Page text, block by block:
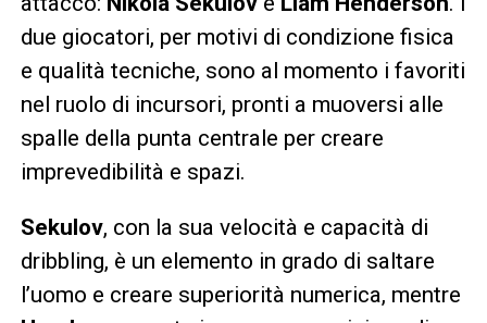
due giocatori, per motivi di condizione fisica
e qualità tecniche, sono al momento i favoriti
nel ruolo di incursori, pronti a muoversi alle
spalle della punta centrale per creare
imprevedibilità e spazi.
Sekulov, con la sua velocità e capacità di
dribbling, è un elemento in grado di saltare
l’uomo e creare superiorità numerica, mentre